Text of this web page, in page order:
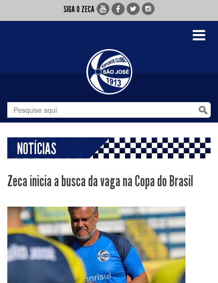
SIGA O ZECA
Toggle
NOTÍCIAS
Zeca inicia a busca da vaga na Copa do Brasil